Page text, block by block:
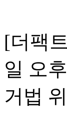
[더팩
일 오
거법